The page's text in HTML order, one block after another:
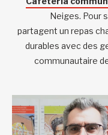
Neiges. Pour
partagent un repas
durables avec des
communautaire